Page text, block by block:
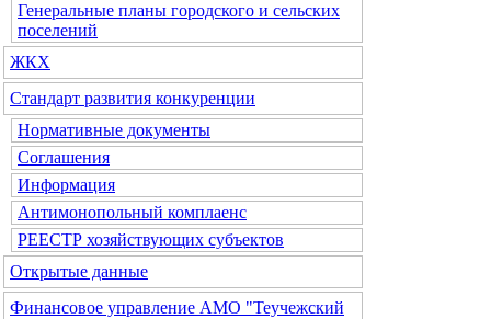
Генеральные планы городского и сельских
поселений
ЖКХ
Стандарт развития конкуренции
Нормативные документы
Соглашения
Информация
Антимонопольный комплаенс
РЕЕСТР хозяйствующих субъектов
Открытые данные
Финансовое управление АМО "Теучежский